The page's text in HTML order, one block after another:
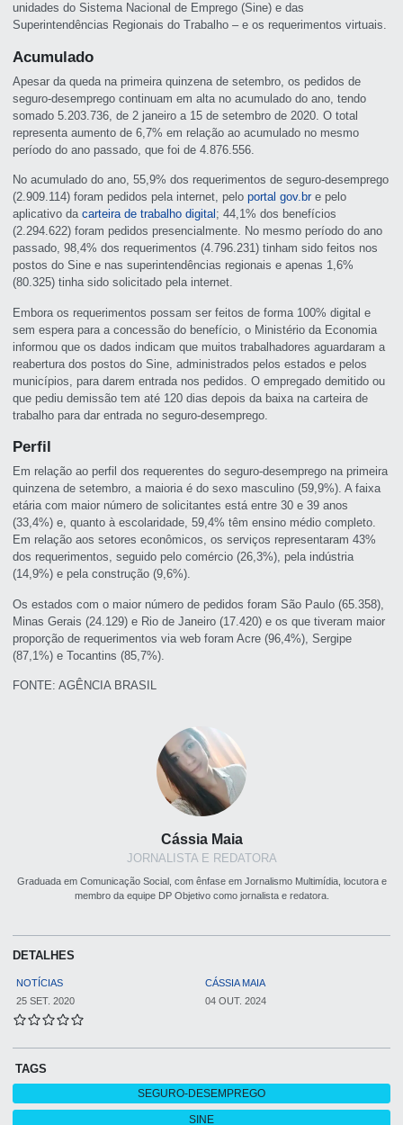
Cássia Maia
JORNALISTA E REDATORA
Graduada em Comunicação Social, com ênfase em Jornalismo Multimídia, locutora e
membro da equipe DP Objetivo como jornalista e redatora.
DETALHES
NOTÍCIAS
CÁSSIA MAIA
25 SET. 2020
04 OUT. 2024
TAGS
SEGURO-DESEMPREGO
SINE
unidades do Sistema Nacional de Emprego (Sine) e das
Superintendências Regionais do Trabalho – e os requerimentos virtuais.
Acumulado
Apesar da queda na primeira quinzena de setembro, os pedidos de
seguro-desemprego continuam em alta no acumulado do ano, tendo
somado 5.203.736, de 2 janeiro a 15 de setembro de 2020. O total
representa aumento de 6,7% em relação ao acumulado no mesmo
período do ano passado, que foi de 4.876.556.
No acumulado do ano, 55,9% dos requerimentos de seguro-desemprego
(2.909.114) foram pedidos pela internet, peloportal gov.bre pelo
aplicativo dacarteira de trabalho digital ; 44,1% dos benefícios
(2.294.622) foram pedidos presencialmente. No mesmo período do ano
passado, 98,4% dos requerimentos (4.796.231) tinham sido feitos nos
postos do Sine e nas superintendências regionais e apenas 1,6%
(80.325) tinha sido solicitado pela internet.
Embora os requerimentos possam ser feitos de forma 100% digital e
sem espera para a concessão do benefício, o Ministério da Economia
informou que os dados indicam que muitos trabalhadores aguardaram a
reabertura dos postos do Sine, administrados pelos estados e pelos
municípios, para darem entrada nos pedidos. O empregado demitido ou
que pediu demissão tem até 120 dias depois da baixa na carteira de
trabalho para dar entrada no seguro-desemprego.
Perfil
Em relação ao perfil dos requerentes do seguro-desemprego na primeira
quinzena de setembro, a maioria é do sexo masculino (59,9%). A faixa
etária com maior número de solicitantes está entre 30 e 39 anos
(33,4%) e, quanto à escolaridade, 59,4% têm ensino médio completo.
Em relação aos setores econômicos, os serviços representaram 43%
dos requerimentos, seguido pelo comércio (26,3%), pela indústria
(14,9%) e pela construção (9,6%).
Os estados com o maior número de pedidos foram São Paulo (65.358),
Minas Gerais (24.129) e Rio de Janeiro (17.420) e os que tiveram maior
proporção de requerimentos via web foram Acre (96,4%), Sergipe
(87,1%) e Tocantins (85,7%).
FONTE: AGÊNCIA BRASIL